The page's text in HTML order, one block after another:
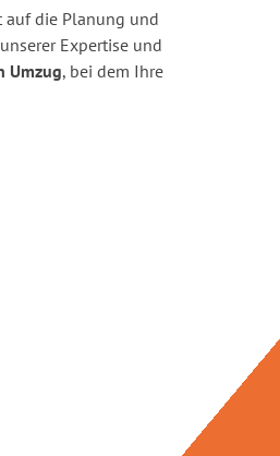
auf die Planung und
Expertise und
Umzug, bei dem Ihre